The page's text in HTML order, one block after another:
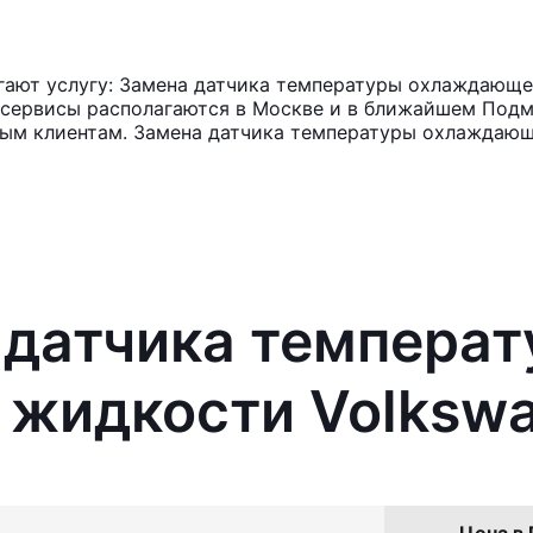
услугу: Замена датчика температуры
располагаются в Москве и в ближайшем
клиентам. Замена датчика температуры